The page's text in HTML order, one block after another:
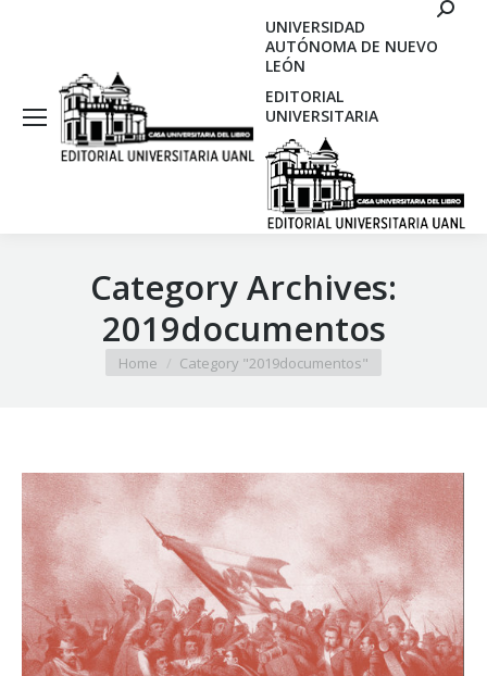
UNIVERSIDAD
AUTÓNOMA DE NUEVO
LEÓN
EDITORIAL
UNIVERSITARIA
Category Archives:
2019documentos
You are here:
Home Category "2019documentos"